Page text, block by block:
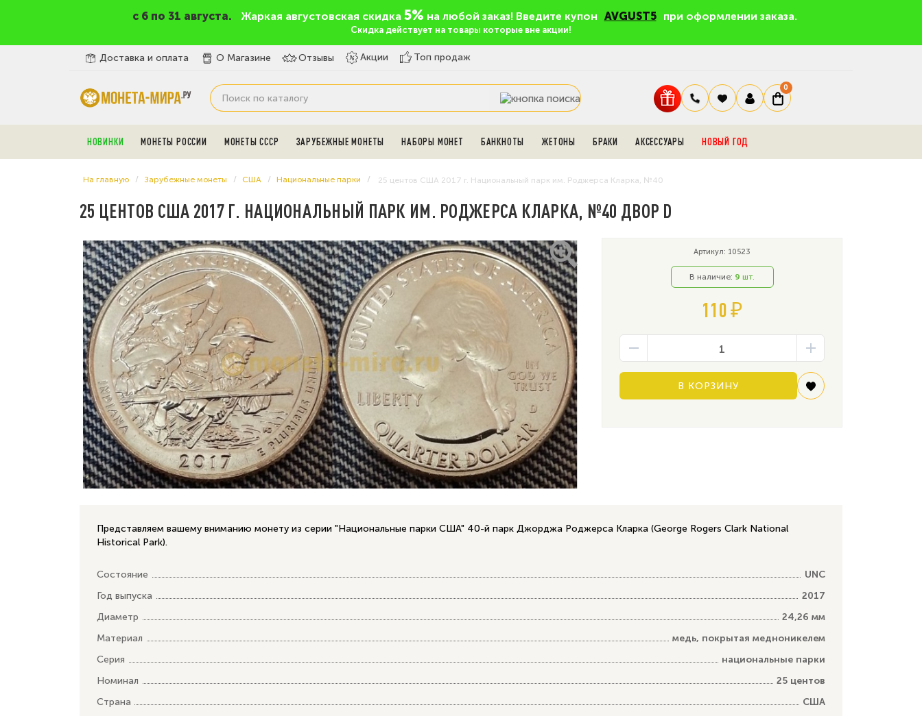
c 6 по 31 августа. Жаркая августовская скидка 5% на любой заказ! Введите купон AVGUST5 при оформлении заказа.
Скидка действует на товары которые вне акции!
Доставка и оплата О Магазине Отзывы Акции Топ продаж
0
НОВИНКИ МОНЕТЫ РОССИИ МОНЕТЫ СССР ЗАРУБЕЖНЫЕ МОНЕТЫ НАБОРЫ МОНЕТ БАНКНОТЫ ЖЕТОНЫ БРАКИ АКСЕССУАРЫ НОВЫЙ ГОД
На главную Зарубежные монеты США Национальные парки 25 центов США 2017 г. Национальный парк им. Роджерса Кларка, №40
25 ЦЕНТОВ США 2017 Г. НАЦИОНАЛЬНЫЙ ПАРК ИМ. РОДЖЕРСА КЛАРКА, №40 ДВОР D
Артикул: 10523
В наличие: 9 шт.
110 ₽
В КОРЗИНУ
Представляем вашему вниманию монету из серии "Национальные парки США" 40-й парк Джорджа Роджерса Кларка (George Rogers Clark National
Historical Park).
Состояние
UNC
Год выпуска
2017
Диаметр
24,26 мм
Материал
медь, покрытая медноникелем
Серия
национальные парки
Номинал
25 центов
Страна
США